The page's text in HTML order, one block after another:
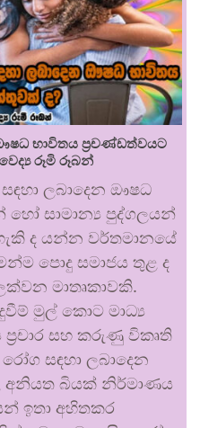
භාවිතය ප්‍රචණ්ඩත්වයට
රූමි රූබන්
ලබාදෙන ඖෂධ
සාමාන්‍ය පුද්ගලයන්
ද යන්න වර්තමානයේ
පොදු සමාජය තුළ ද
මාතෘකාවකි.
මුල් කොට මාධ්‍ය
සහ කරුණු විකෘති
සඳහා ලබාදෙන
අනියත බියක් නිර්මාණය
ඉතා අහිතකර